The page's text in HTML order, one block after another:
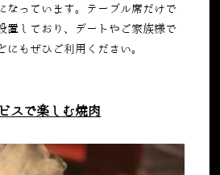
なっています。テーブル席だけで
置しており、デートやご家族様で
にもぜひご利用ください。
スで楽しむ焼肉